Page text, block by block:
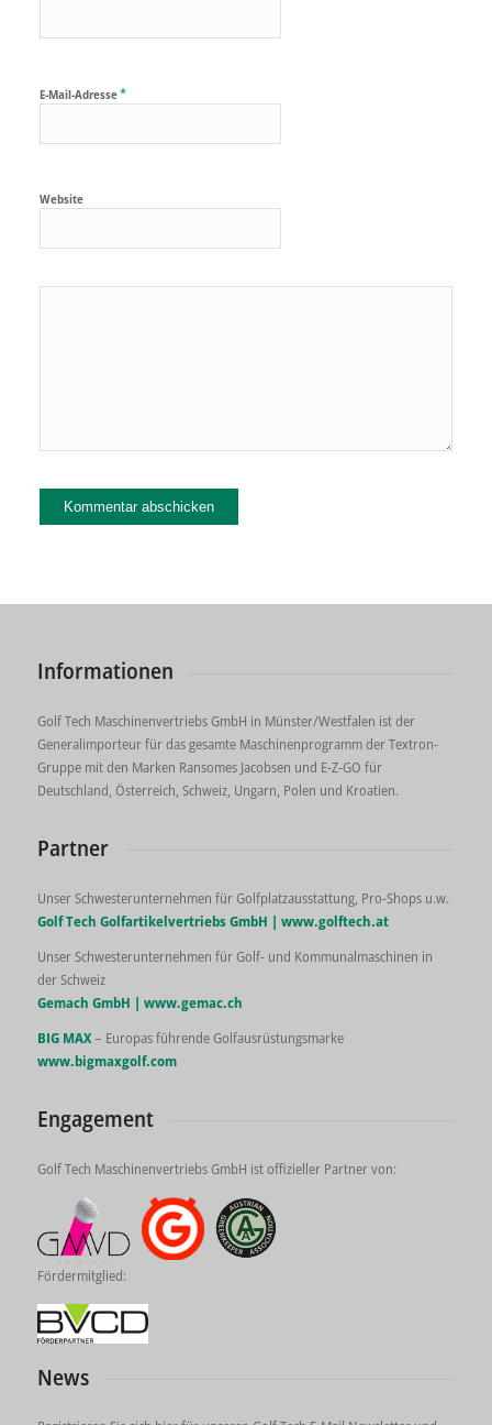
E-Mail-Adresse*
Website
Informationen
Golf Tech Maschinenvertriebs GmbH in Münster/Westfalen ist der
Generalimporteur für das gesamte Maschinenprogramm der Textron-
Gruppe mit den Marken Ransomes Jacobsen und E-Z-GO für
Deutschland, Österreich, Schweiz, Ungarn, Polen und Kroatien.
Partner
Unser Schwesterunternehmen für Golfplatzausstattung, Pro-Shops u.w.
Golf Tech Golfartikelvertriebs GmbH | www.golftech.at
Unser Schwesterunternehmen für Golf- und Kommunalmaschinen in
der Schweiz
Gemach GmbH | www.gemac.ch
BIG MAX– Europas führende Golfausrüstungsmarke
www.bigmaxgolf.com
Engagement
Golf Tech Maschinenvertriebs GmbH ist offizieller Partner von:
Fördermitglied:
News